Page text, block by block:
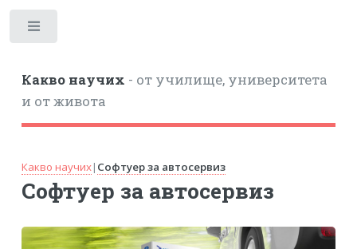
Какво научих - от училище, университета
и от живота
Какво научих| Софтуер за автосервиз
Софтуер за автосервиз